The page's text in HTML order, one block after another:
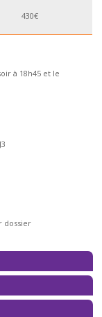
430€
à 18h45 et le
dossier